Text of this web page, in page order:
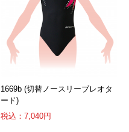
1669b (切替ノースリーブレオタ
ード)
税込：7,040円